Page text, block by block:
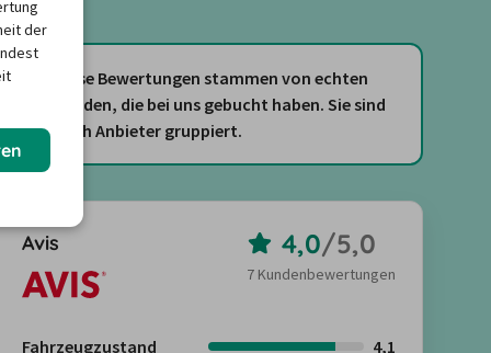
Diese Bewertungen stammen von echten
Kunden, die bei uns gebucht haben. Sie sind
nach Anbieter gruppiert.
Avis 4,0/5,0
7 Kundenbewertungen
Fahrzeugzustand
4,1
der